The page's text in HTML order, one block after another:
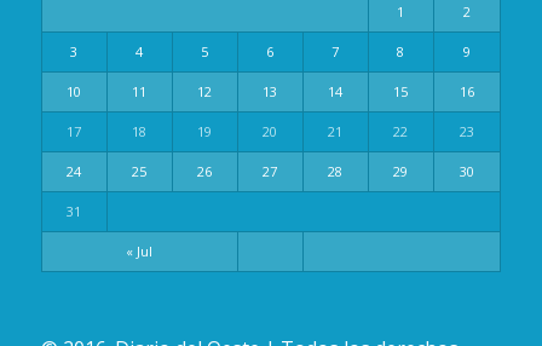
« Jul
1 2
3 4 5 6 7 8 9
10 11 12 13 14 15 16
17 18 19 20 21 22 23
24 25 26 27 28 29 30
31